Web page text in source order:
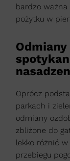
bardzo
pożytku w
Oprócz
parkach i
odmiany
zbliżone do
lekko różnić
przebiegu